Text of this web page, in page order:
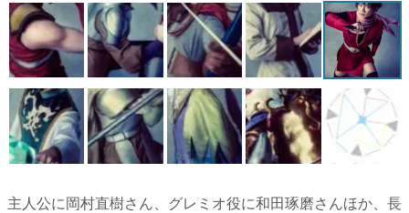
主人公に岡村直樹さん、グレミオ役に和田琢磨さんほか、長